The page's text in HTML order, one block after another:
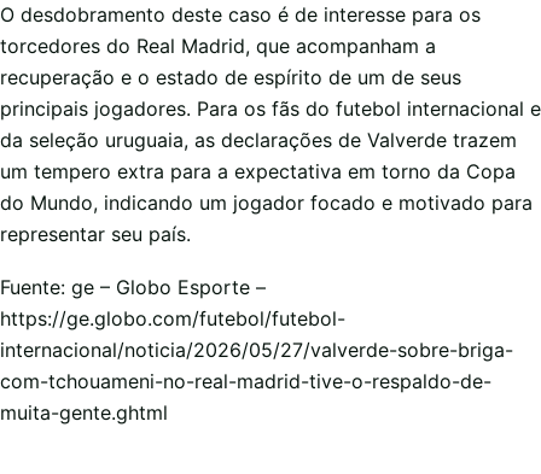
O desdobramento deste caso é de interesse para os
torcedores do Real Madrid, que acompanham a
recuperação e o estado de espírito de um de seus
principais jogadores. Para os fãs do futebol internacional e
da seleção uruguaia, as declarações de Valverde trazem
um tempero extra para a expectativa em torno da Copa
do Mundo, indicando um jogador focado e motivado para
representar seu país.
Fuente: ge – Globo Esporte –
https://ge.globo.com/futebol/futebol-
internacional/noticia/2026/05/27/valverde-sobre-briga-
com-tchouameni-no-real-madrid-tive-o-respaldo-de-
muita-gente.ghtml